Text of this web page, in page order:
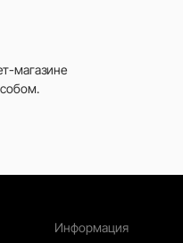
магазине
Информация